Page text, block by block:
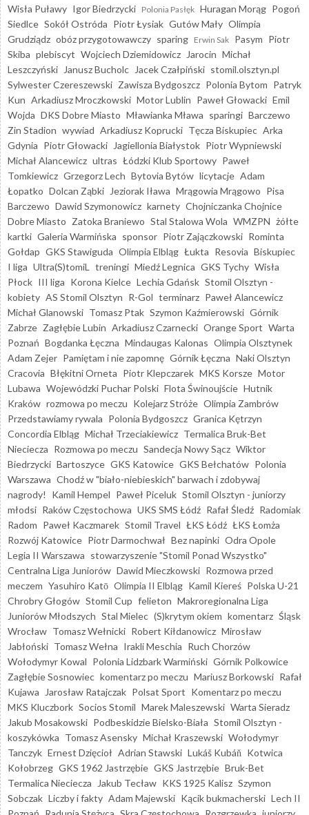
Wisła Puławy Igor Biedrzycki Polonia Pasłęk Huragan Morąg Pogoń
Siedlce Sokół Ostróda Piotr Łysiak Gutów Mały Olimpia
Grudziądz obóz przygotowawczy sparing Erwin Sak Pasym Piotr
Skiba plebiscyt Wojciech Dziemidowicz Jarocin Michał
Leszczyński
Janusz Bucholc Jacek Czałpiński stomil.olsztyn.pl
Sylwester Czereszewski Zawisza Bydgoszcz Polonia Bytom Patryk
Kun Arkadiusz Mroczkowski Motor Lublin Paweł Głowacki Emil
Wojda DKS Dobre Miasto Mławianka Mława sparingi Barczewo
Zin Stadion wywiad Arkadiusz Koprucki Tęcza Biskupiec Arka
Gdynia Piotr Głowacki Jagiellonia Białystok Piotr Wypniewski
Michał Alancewicz ultras Łódzki Klub Sportowy Paweł
Tomkiewicz Grzegorz Lech Bytovia Bytów licytacje Adam
Łopatko Dolcan Ząbki Jeziorak Iława Mrągowia Mrągowo Pisa
Barczewo Dawid Szymonowicz karnety Chojniczanka Chojnice
Dobre Miasto Zatoka Braniewo Stal Stalowa Wola WMZPN żółte
kartki Galeria Warmińska sponsor Piotr Zajączkowski Rominta
Gołdap GKS Stawiguda Olimpia Elbląg Łukta Resovia Biskupiec
I liga Ultra(S)tomiL treningi Miedź Legnica GKS Tychy Wisła
Płock III liga Korona Kielce Lechia Gdańsk Stomil Olsztyn -
kobiety AS Stomil Olsztyn R-Gol terminarz Paweł Alancewicz
Michał Glanowski Tomasz Ptak Szymon Kaźmierowski Górnik
Zabrze Zagłębie Lubin Arkadiusz Czarnecki Orange Sport Warta
Poznań Bogdanka Łęczna Mindaugas Kalonas Olimpia Olsztynek
Adam Zejer Pamiętam i nie zapomnę Górnik Łęczna Naki Olsztyn
Cracovia Błękitni Orneta Piotr Klepczarek MKS Korsze Motor
Lubawa Wojewódzki Puchar Polski Flota Świnoujście Hutnik
Kraków rozmowa po meczu Kolejarz Stróże Olimpia Zambrów
Przedstawiamy rywala Polonia Bydgoszcz Granica Kętrzyn
Concordia Elbląg Michał Trzeciakiewicz Termalica Bruk-Bet
Nieciecza Rozmowa po meczu Sandecja Nowy Sącz Wiktor
Biedrzycki Bartoszyce GKS Katowice GKS Bełchatów Polonia
Warszawa Chodź w "biało-niebieskich" barwach i zdobywaj
nagrody!
Kamil Hempel Paweł Piceluk Stomil Olsztyn - juniorzy
młodsi Raków Częstochowa UKS SMS Łódź Rafał Śledź Radomiak
Radom Paweł Kaczmarek Stomil Travel ŁKS Łódź ŁKS Łomża
Rozwój Katowice Piotr Darmochwał Bez napinki Odra Opole
Legia II Warszawa stowarzyszenie "Stomil Ponad Wszystko"
Centralna Liga Juniorów Dawid Mieczkowski Rozmowa przed
meczem Yasuhiro Katō Olimpia II Elbląg Kamil Kiereś Polska U-21
Chrobry Głogów Stomil Cup felieton Makroregionalna Liga
Juniorów Młodszych Stal Mielec (S)krytym okiem komentarz Śląsk
Wrocław Tomasz Wełnicki Robert Kiłdanowicz Mirosław
Jabłoński Tomasz Wełna Irakli Meschia Ruch Chorzów
Wołodymyr Kowal Polonia Lidzbark Warmiński Górnik Polkowice
Zagłębie Sosnowiec komentarz po meczu Mariusz Borkowski Rafał
Kujawa
Jarosław Ratajczak Polsat Sport Komentarz po meczu
MKS Kluczbork Socios Stomil Marek Maleszewski Warta Sieradz
Jakub Mosakowski Podbeskidzie Bielsko-Biała Stomil Olsztyn -
koszykówka Tomasz Asensky Michał Kraszewski Wołodymyr
Tanczyk Ernest Dzięcioł Adrian Stawski Lukáš Kubáň Kotwica
Kołobrzeg GKS 1962 Jastrzębie GKS Jastrzębie Bruk-Bet
Termalica Nieciecza
Jakub Tecław KKS 1925 Kalisz Szymon
Sobczak Liczby i fakty Adam Majewski Kącik bukmacherski Lech II